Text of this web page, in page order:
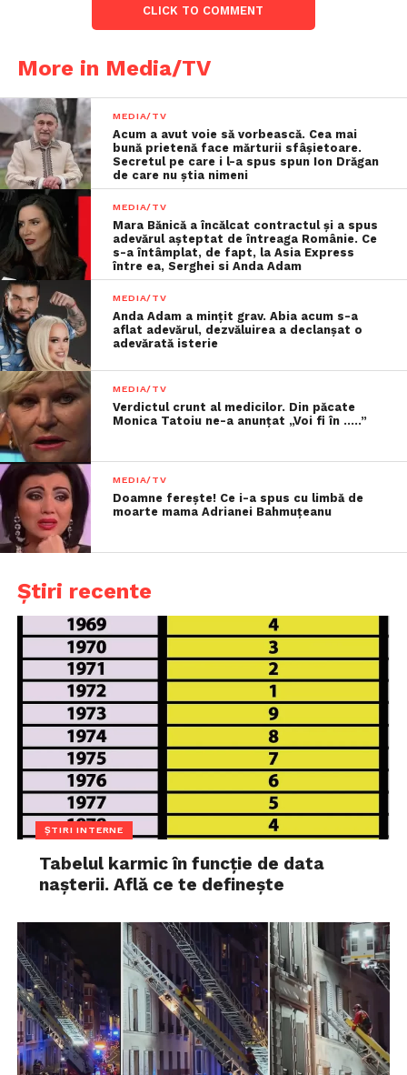
CLICK TO COMMENT
More in Media/TV
MEDIA/TV
Acum a avut voie să vorbească. Cea mai
bună prietenă face mărturii sfâşietoare.
Secretul pe care i l-a spus spun Ion Drăgan
de care nu știa nimeni
MEDIA/TV
Mara Bănică a încălcat contractul și a spus
adevărul așteptat de întreaga Românie. Ce
s-a întâmplat, de fapt, la Asia Express
între ea, Serghei si Anda Adam
MEDIA/TV
Anda Adam a mințit grav. Abia acum s-a
aflat adevărul, dezvăluirea a declanșat o
adevărată isterie
MEDIA/TV
Verdictul crunt al medicilor. Din păcate
Monica Tatoiu ne-a anunțat „Voi fi în …..”
MEDIA/TV
Doamne ferește! Ce i-a spus cu limbă de
moarte mama Adrianei Bahmuțeanu
Știri recente
ȘTIRI INTERNE
Tabelul karmic în funcție de data
nașterii. Află ce te definește